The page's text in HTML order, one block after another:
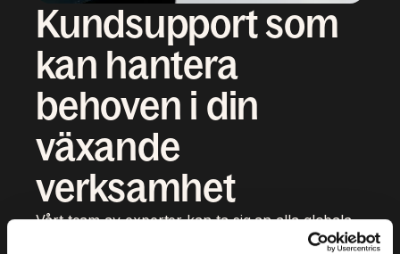
Kundsupport som
kan hantera
behoven i din
växande
verksamhet
Vårt team av experter kan ta sig an alla globala
behov när du tar dig in på nya marknader. Vi